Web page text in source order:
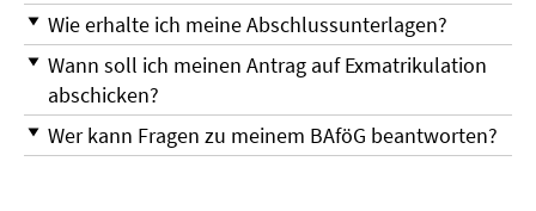
Wie erhalte ich meine Abschlussunterlagen?
Wann soll ich meinen Antrag auf Exmatrikulation
abschicken?
Wer kann Fragen zu meinem BAföG beantworten?